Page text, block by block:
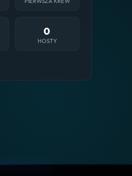
0
HOSTY